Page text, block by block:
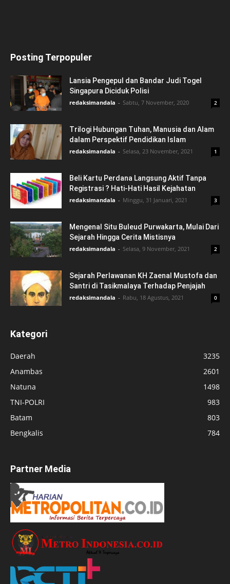
Posting Terpopuler
Lansia Pengepul dan Bandar Judi Togel
Singapura Diciduk Polisi
redaksimandala - Sabtu, 7 November, 2020 2
Trilogi Hubungan Tuhan, Manusia dan Alam
dalam Perspektif Pendidikan Islam
redaksimandala - Selasa, 23 November, 2021 1
Beli Kartu Perdana Langsung Aktif Tanpa
Registrasi ? Hati-Hati Hasil Kejahatan
redaksimandala - Minggu, 31 Januari, 2021 3
Mengenal Situ Buleud Purwakarta, Mulai Dari
Sejarah Hingga Cerita Mistisnya
redaksimandala - Selasa, 9 November, 2021 2
Sejarah Perlawanan KH Zaenal Mustofa dan
Santri di Tasikmalaya Terhadap Penjajah
redaksimandala - Rabu, 18 Agustus, 2021 0
Kategori
Daerah
3235
Anambas
2601
Natuna
1498
TNI-POLRI
983
Batam
803
Bengkalis
784
Partner Media